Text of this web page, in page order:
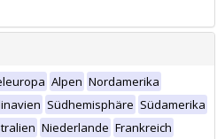
Alpen Nordamerika
Südhemisphäre Südamerika
Niederlande Frankreich